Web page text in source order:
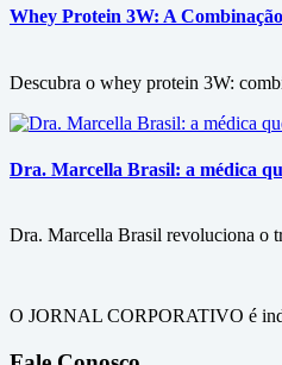
Whey Protein 3W: A
Descubra o whey protein 3W:
Dra. Marcella Brasil: a médica
Dra. Marcella Brasil revoluciona o
O JORNAL CORPORATIVO é